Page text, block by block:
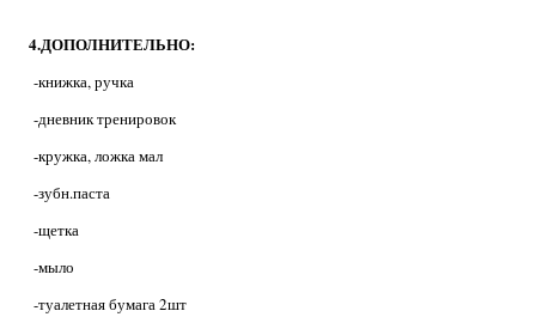
4.ДОПОЛНИТЕЛЬНО:
-книжка, ручка
-дневник тренировок
-кружка, ложка мал
-зубн.паста
-щетка
-мыло
-туалетная бумага 2шт